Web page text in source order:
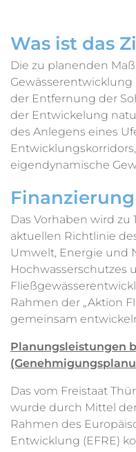
Was ist das
Die zu planenden
der Entfernung der
der Entwickelung
des Anlegens eines
eigendynamische
Finanzierung
Das Vorhaben wird
aktuellen Richtlinie
Umwelt, Energie und
Hochwasserschutzes
Rahmen der „Aktion
gemeinsam
Planungsleistungen
Das vom Freistaat
wurde durch Mittel
Rahmen des
Entwicklung (EFRE)